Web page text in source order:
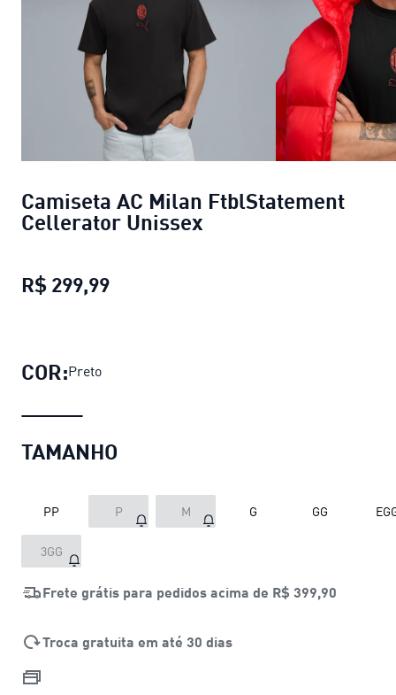
Camiseta AC Milan FtblStatement
Cellerator Unissex
R$ 299,99
COR:Preto
TAMANHO
PP P M G GG
3GG
Frete grátis para pedidos acima de R$ 399,90
Troca gratuita em até 30 dias